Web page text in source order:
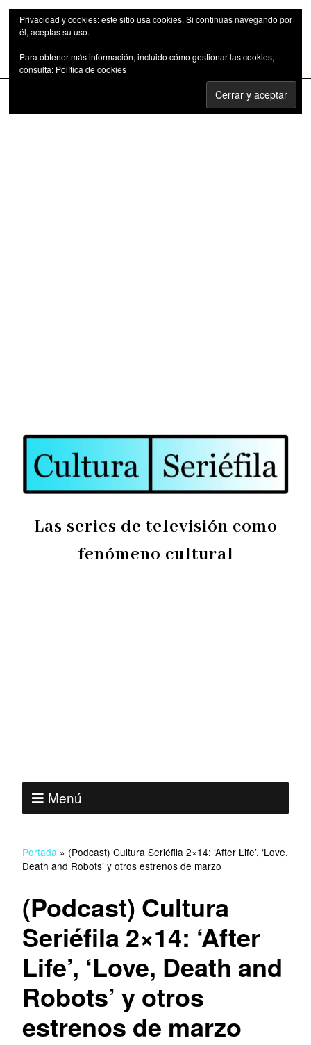
Las series de televisión como fenómeno cultural
Las series de televisión como
fenómeno cultural
Menú
Portada » (Podcast) Cultura Seriéfila 2×14: ‘After Life’, ‘Love,
Death and Robots’ y otros estrenos de marzo
(Podcast) Cultura
Seriéfila 2×14: ‘After
Life’, ‘Love, Death and
Robots’ y otros
estrenos de marzo
Privacidad y cookies: este sitio usa cookies. Si continúas navegando por
él, aceptas su uso.
Para obtener más información, incluido cómo gestionar las cookies,
consulta: Política de cookies